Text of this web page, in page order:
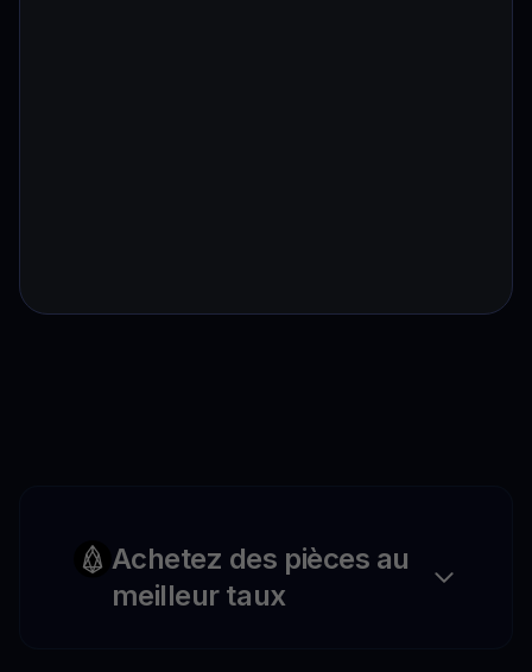
Achetez des pièces au
meilleur taux